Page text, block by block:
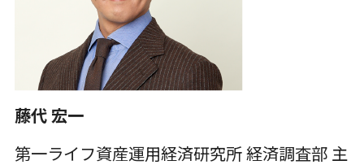
藤代 宏一
第一ライフ資産運用経済研究所 経済調査部 主